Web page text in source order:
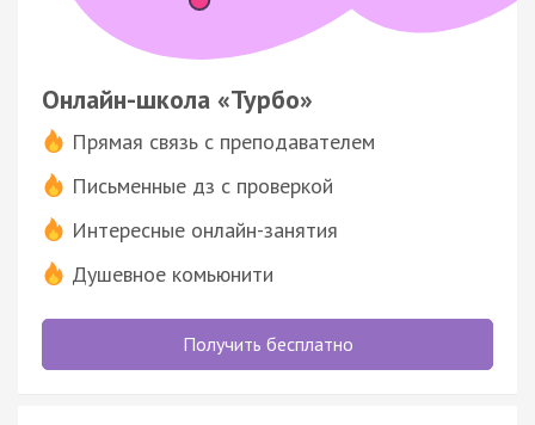
Онлайн-школа «Турбо»
Прямая связь с преподавателем
Письменные дз с проверкой
Интересные онлайн-занятия
Душевное комьюнити
Получить бесплатно